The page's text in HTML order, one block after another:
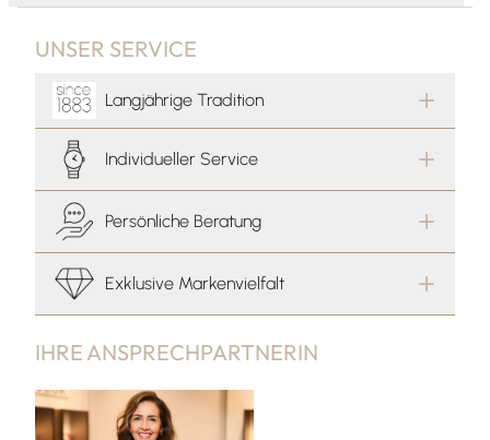
IHRE ANSPRECHPARTNERIN
UNSER SERVICE
Langjährige Tradition
Individueller Service
Persönliche Beratung
Exklusive Markenvielfalt